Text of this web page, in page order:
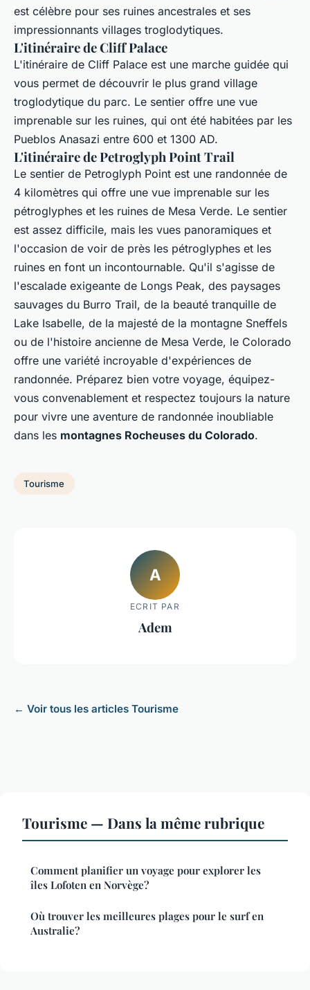
est célèbre pour ses ruines ancestrales et ses
impressionnants villages troglodytiques.
L'itinéraire de Cliff Palace
L'itinéraire de Cliff Palace est une marche guidée qui
vous permet de découvrir le plus grand village
troglodytique du parc. Le sentier offre une vue
imprenable sur les ruines, qui ont été habitées par les
Pueblos Anasazi entre 600 et 1300 AD.
L'itinéraire de Petroglyph Point Trail
Le sentier de Petroglyph Point est une randonnée de
4 kilomètres qui offre une vue imprenable sur les
pétroglyphes et les ruines de Mesa Verde. Le sentier
est assez difficile, mais les vues panoramiques et
l'occasion de voir de près les pétroglyphes et les
ruines en font un incontournable. Qu'il s'agisse de
l'escalade exigeante de Longs Peak, des paysages
sauvages du Burro Trail, de la beauté tranquille de
Lake Isabelle, de la majesté de la montagne Sneffels
ou de l'histoire ancienne de Mesa Verde, le Colorado
offre une variété incroyable d'expériences de
randonnée. Préparez bien votre voyage, équipez-
vous convenablement et respectez toujours la nature
pour vivre une aventure de randonnée inoubliable
dans les montagnes Rocheuses du Colorado.
Tourisme
A
ECRIT PAR
Adem
← Voir tous les articles Tourisme
Tourisme — Dans la même rubrique
Comment planifier un voyage pour explorer les
îles Lofoten en Norvège?
Où trouver les meilleures plages pour le surf en
Australie?